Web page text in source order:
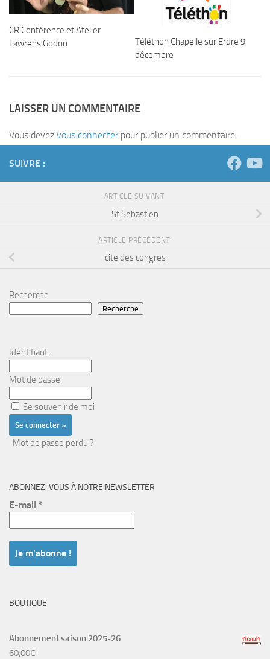
CR Conférence et Atelier
Lawrens Godon
Téléthon Chapelle sur Erdre 9
décembre
LAISSER UN COMMENTAIRE
Vous devez vous connecterpour publier un commentaire.
SUIVRE :
ARTICLE SUIVANT
St Sebastien
ARTICLE PRÉCÉDENT
cite des congres
Recherche
Recherche
Identifiant:
Mot de passe:
Se souvenir de moi
Mot de passe perdu ?
ABONNEZ-VOUS À NOTRE NEWSLETTER
E-mail *
BOUTIQUE
Abonnement saison 2025-26
60,00€